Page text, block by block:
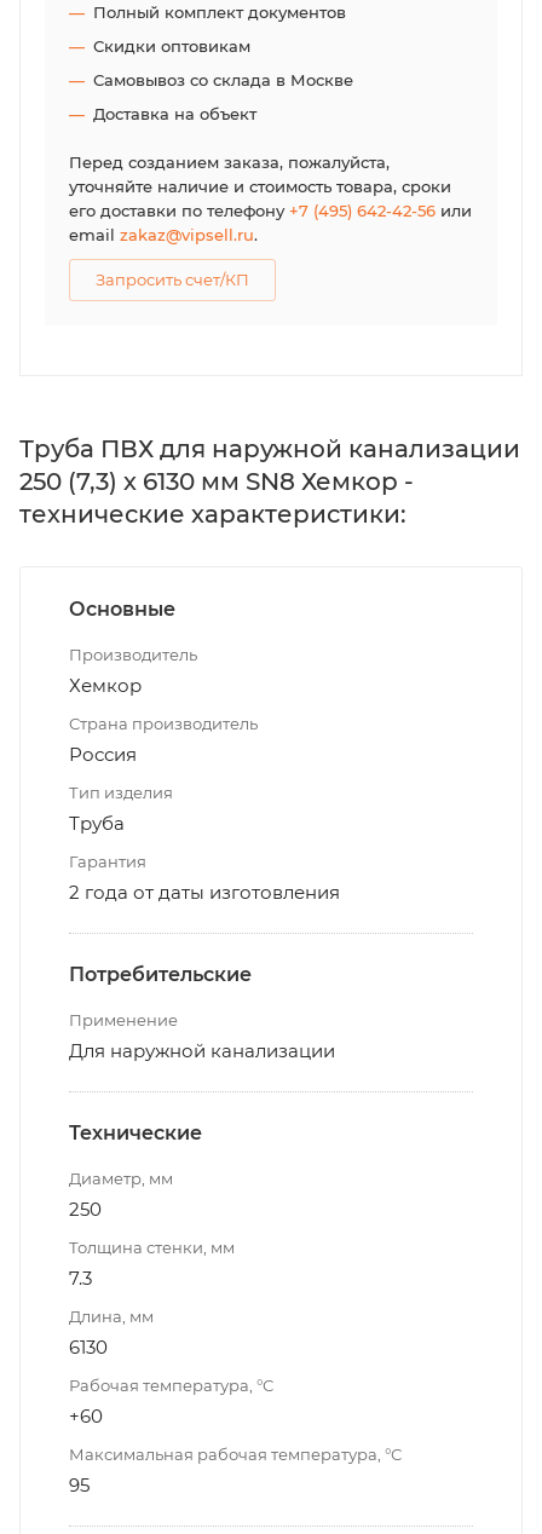
Полный комплект документов
Скидки оптовикам
Самовывоз со склада в Москве
Доставка на объект
Перед созданием заказа, пожалуйста,
уточняйте наличие и стоимость товара, сроки
его доставки по телефону+7 (495) 642-42-56 или
email zakaz@vipsell.ru.
Запросить счет/КП
Труба ПВХ для наружной канализации
250 (7,3) х 6130 мм SN8 Хемкор -
технические характеристики:
Основные
Производитель
Хемкор
Страна производитель
Россия
Тип изделия
Труба
Гарантия
2 года от даты изготовления
Потребительские
Применение
Для наружной канализации
Технические
Диаметр, мм
250
Толщина стенки, мм
7.3
Длина, мм
6130
Рабочая температура, °С
+60
Максимальная рабочая температура, °С
95